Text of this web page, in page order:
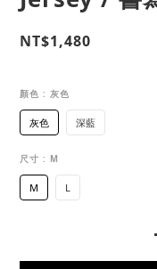
NT$1,480
顏色 : 灰色
灰色 深藍
尺寸 : M
M L